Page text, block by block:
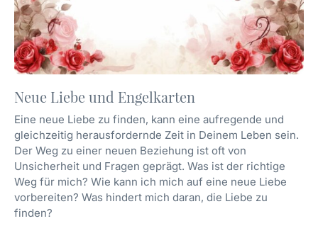
Neue Liebe und Engelkarten
Eine neue Liebe zu finden, kann eine aufregende und
gleichzeitig herausfordernde Zeit in Deinem Leben sein.
Der Weg zu einer neuen Beziehung ist oft von
Unsicherheit und Fragen geprägt. Was ist der richtige
Weg für mich? Wie kann ich mich auf eine neue Liebe
vorbereiten? Was hindert mich daran, die Liebe zu
finden?